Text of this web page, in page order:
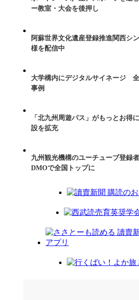
ー教室・大会を後押し
阿蘇世界文化遺産登録推進関西シ
様を配信中
大学構内にデジタルサイネージ
事例
「北九州周遊パス」がもっとお得
設を拡充
九州観光機構のユーチューブ登録
DMOで全国トップに